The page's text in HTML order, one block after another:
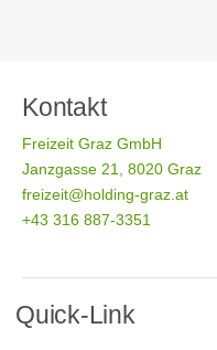
Kontakt
Freizeit Graz GmbH
Janzgasse 21, 8020 Graz
freizeit@holding-graz.at
+43 316 887-3351
Quick-Link